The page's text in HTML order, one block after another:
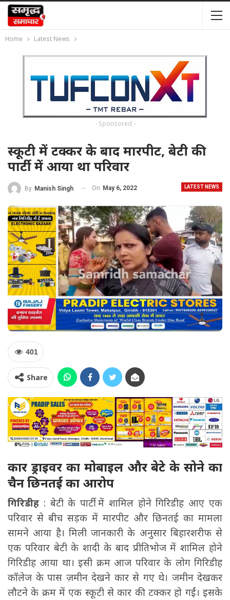
Home Latest News
- Sponsored -
स्कूटी में टक्कर के बाद मारपीट, बेटी की
पार्टी में आया था परिवार
LATEST NEWS
By Manish Singh On May 6, 2022
401
Share
कार ड्राइवर का मोबाइल और बेटे के सोने का
चैन छिनतई का आरोप
गिरिडीह : बेटी के पार्टी में शामिल होने गिरिडीह आए एक
परिवार से बीच सड़क में मारपीट और छिनतई का मामला
सामने आया है। मिली जानकारी के अनुसार बिहारशरीफ से
एक परिवार बेटी के शादी के बाद प्रीतिभोज में शामिल होने
गिरिडीह आया था। इसी क्रम आज परिवार के लोग गिरिडीह
कॉलेज के पास ज़मीन देखने कार से गए थे। जमीन देखकर
लौटने के क्रम में एक स्कूटी से कार की टक्कर हो गईं। इसके